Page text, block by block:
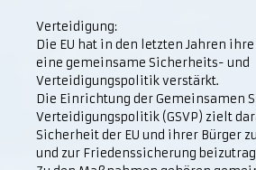
Verteidigung:
Die EU hat in den letzten Jahren
eine gemeinsame Sicherheits- und
Verteidigungspolitik verstärkt.
Die Einrichtung der Gemeinsamen
Verteidigungspolitik (GSVP) zielt
Sicherheit der EU und ihrer Bürger
und zur Friedenssicherung